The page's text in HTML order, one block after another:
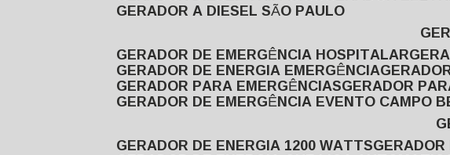
GERADOR A DIESEL SÃO PAULO
GERADOR DE EMERGÊNCIA HOSPITALAR
GERADOR DE ENERGIA EMERGÊNCIA
GERADOR PARA EMERGÊNCIAS GERADOR
GERADOR DE EMERGÊNCIA EVENTO CAMPO
GERADOR DE ENERGIA 1200 WATTS